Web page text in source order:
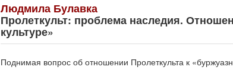
Людмила Булавка
Пролеткульт: проблема наследия.
культуре»
Поднимая вопрос об отношении Пролеткульта к